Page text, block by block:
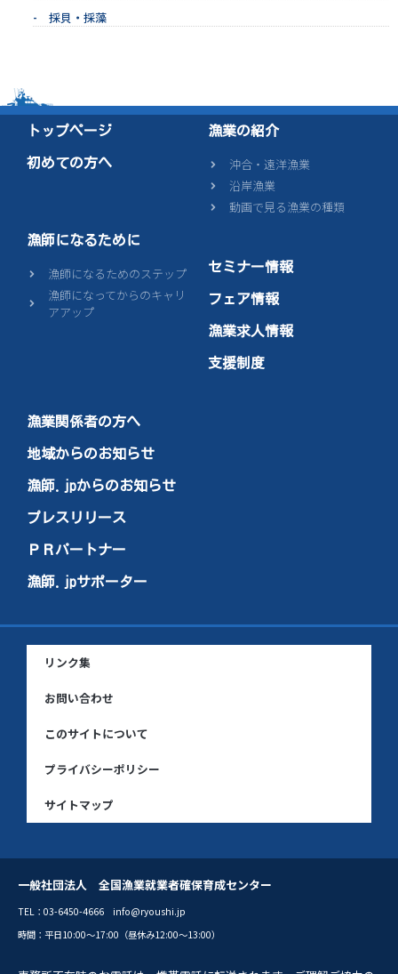
採貝・採藻
トップページ
初めての方へ
漁業の紹介
沖合・遠洋漁業
沿岸漁業
動画で見る漁業の種類
漁師になるために
漁師になるためのステップ
漁師になってからのキャリ
アアップ
セミナー情報
フェア情報
漁業求人情報
支援制度
漁業関係者の方へ
地域からのお知らせ
漁師.jpからのお知らせ
プレスリリース
ＰＲパートナー
漁師.jpサポーター
リンク集
お問い合わせ
このサイトについて
プライバシーポリシー
サイトマップ
一般社団法人 全国漁業就業者確保育成センター
TEL：03-6450-4666 info@ryoushi.jp
時間：平日10:00〜17:00（昼休み12:00〜13:00）